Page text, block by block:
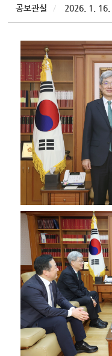
알림·소식
헌법재판소 소개
공보관실 / 2026. 1. 16.